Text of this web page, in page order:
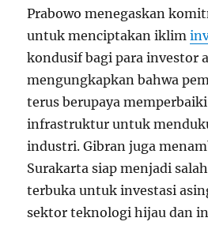
Prabowo menegaskan
untuk menciptakan iklim
kondusif bagi para investor
mengungkapkan bahwa
terus berupaya
infrastruktur untuk
industri. Gibran juga
Surakarta siap menjadi
terbuka untuk investasi
sektor teknologi hijau dan